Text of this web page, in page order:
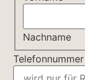
Nachname
Telefonnummer